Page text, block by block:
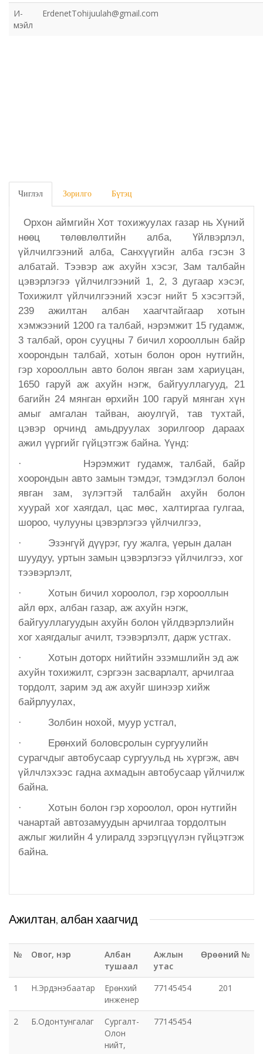
Газрын харилцаа барилга хот байгуулалтын газар
Санхүүгийн хяналт, дотоод аудитын газар
Стандарт, хэмжил зүйн хэлтэс
Статистикийн хэлтэс
Татварын газар
Улсын бүртгэлийн хэлтэс
Ус цаг уур, орчны шинжилгээний төв
Хүүхэд, гэр бүлийн хөгжил, хамгааллын газар
Хөдөлмөр, халамжийн үйлчилгээний газар
Цагдаагийн газар
Шүүх шинжилгээний хэлтэс
Шүүхийн шийдвэр гүйцэтгэх газар-437 дугаар
нээлттэй хорих анги
Эрүүл мэндийн газар
Авто тээврийн төв
Мал эмнэлгийн газар
Хүнс, хөдөө аж ахуйн газар
Баян-Өндөр сумын ЗДТГ
Жаргалант сумын ЗДТГ
Орхон аймгийн Иргэний хэргийн давж заалдах
шатны шүүх
Орхон аймгийн Эрүүгийн хэргийн давж заалдах
шатны шүүх
Орхон аймаг дахь Захиргааны хэргийн анхан
шатны шүүх
Орхон аймаг дахь Сум дундын эрүүгийн хэргийн
Эрдэнэтийн ДЦС ТӨХК
Сум дундын ойн анги
Музей
И-
мэйл
ErdenetTohijuulah@gmail.com
Чиглэл Зорилго Бүтэц
Орхон аймгийн Хот тохижуулах газар нь Хүний
нөөц төлөвлөлтийн алба, Үйлвэрлэл,
үйлчилгээний алба, Санхүүгийн алба гэсэн 3
албатай. Тээвэр аж ахуйн хэсэг, Зам талбайн
цэвэрлэгээ үйлчилгээний 1, 2, 3 дугаар хэсэг,
Тохижилт үйлчилгээний хэсэг нийт 5 хэсэгтэй,
239 ажилтан албан хаагчтайгаар хотын
хэмжээний 1200 га талбай, нэрэмжит 15 гудамж,
3 талбай, орон сууцны 7 бичил хорооллын байр
хоорондын талбай, хотын болон орон нутгийн,
гэр хорооллын авто болон явган зам хариуцан,
1650 гаруй аж ахуйн нэгж, байгууллагууд, 21
багийн 24 мянган өрхийн 100 гаруй мянган хүн
амыг амгалан тайван, аюулгүй, тав тухтай,
цэвэр орчинд амьдруулах зорилгоор дараах
ажил үүргийг гүйцэтгэж байна. Үүнд:
· Нэрэмжит гудамж, талбай, байр
хоорондын авто замын тэмдэг, тэмдэглэл болон
явган зам, зүлэгтэй талбайн ахуйн болон
хуурай хог хаягдал, цас мөс, халтиргаа гулгаа,
шороо, чулууны цэвэрлэгээ үйлчилгээ,
· Эзэнгүй дүүрэг, гуу жалга, үерын далан
шуудуу, уртын замын цэвэрлэгээ үйлчилгээ, хог
тээвэрлэлт,
· Хотын бичил хороолол, гэр хорооллын
айл өрх, албан газар, аж ахуйн нэгж,
байгууллагуудын ахуйн болон үйлдвэрлэлийн
хог хаягдалыг ачилт, тээвэрлэлт, дарж устгах.
· Хотын доторх нийтийн эзэмшлийн эд аж
ахуйн тохижилт, сэргээн засварлалт, арчилгаа
тордолт, зарим эд аж ахуйг шинээр хийж
байрлуулах,
· Золбин нохой, муур устгал,
· Ерөнхий боловсролын сургуулийн
сурагчдыг автобусаар сургуульд нь хүргэж, авч
үйлчлэхээс гадна ахмадын автобусаар үйлчилж
байна.
· Хотын болон гэр хороолол, орон нутгийн
чанартай автозамуудын арчилгаа тордолтын
ажлыг жилийн 4 улиралд зэрэгцүүлэн гүйцэтгэж
байна.
Ажилтан, албан хаагчид
№ Овог, нэр
Албан
тушаал
Ажлын
утас
Өрөөний №
1 Н.Эрдэнэбаатар
Ерөнхий
инженер
77145454 201
2 Б.Одонтунгалаг
Сургалт-
Олон
нийт,
77145454